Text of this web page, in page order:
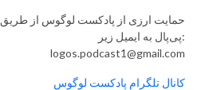
حمایت ارزی از پادکست لوگوس از طریق
پی‌پال به ایمیل زیر:
logos.podcast1@gmail.com
کانال تلگرام پادکست لوگوس